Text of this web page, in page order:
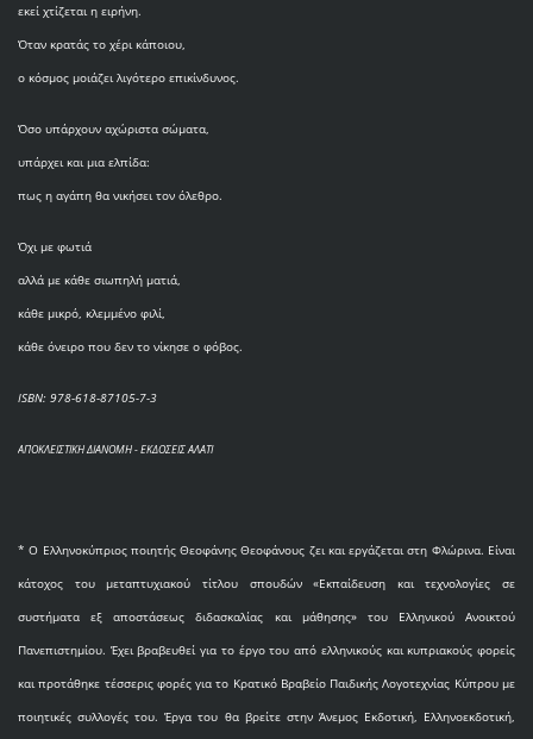
εκεί χτίζεται η ειρήνη.
Όταν κρατάς το χέρι κάποιου,
ο κόσμος μοιάζει λιγότερο επικίνδυνος.
Όσο υπάρχουν αχώριστα σώματα,
υπάρχει και μια ελπίδα:
πως η αγάπη θα νικήσει τον όλεθρο.
Όχι με φωτιά
αλλά με κάθε σιωπηλή ματιά,
κάθε μικρό, κλεμμένο φιλί,
κάθε όνειρο που δεν το νίκησε ο φόβος.
ISBN: 978-618-87105-7-3
ΑΠΟΚΛΕΙΣΤΙΚΗ ΔΙΑΝΟΜΗ - ΕΚΔΟΣΕΙΣ ΑΛΑΤΙ
* O Eλληνοκύπριος ποιητής Θεοφάνης Θεοφάνους ζει και εργάζεται στη Φλώρινα. Είναι
κάτοχος του μεταπτυχιακού τίτλου σπουδών «Εκπαίδευση και τεχνολογίες σε
συστήματα εξ αποστάσεως διδασκαλίας και μάθησης» του Ελληνικού Ανοικτού
Πανεπιστημίου. Έχει βραβευθεί για το έργο του από ελληνικούς και κυπριακούς φορείς
και προτάθηκε τέσσερις φορές για το Κρατικό Βραβείο Παιδικής Λογοτεχνίας Κύπρου με
ποιητικές συλλογές του. Έργα του θα βρείτε στην Άνεμος Εκδοτική, Ελληνοεκδοτική,